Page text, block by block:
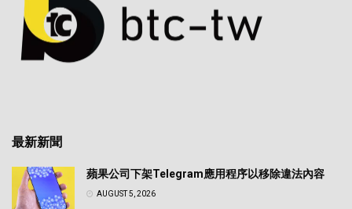
最新新聞
蘋果公司下架Telegram應用程序以移除違法內容
AUGUST 5, 2026